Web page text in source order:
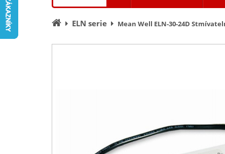
ÚvodníELN serie Mean Well ELN-30-24D